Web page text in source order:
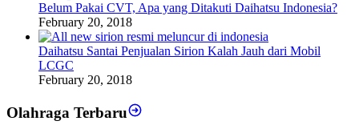
Belum Pakai CVT, Apa yang Ditakuti Daihatsu Indonesia?
February 20, 2018
Daihatsu Santai Penjualan Sirion Kalah Jauh dari Mobil
LCGC
February 20, 2018
Olahraga Terbaru